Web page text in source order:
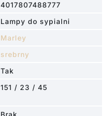
4017807488777
Lampy do sypialni
Marley
srebrny
Tak
151 / 23 / 45
Brak